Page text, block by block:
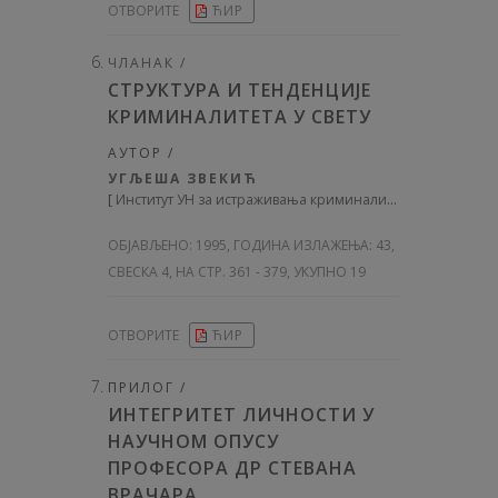
ОТВОРИТЕ ЋИР
ЧЛАНАК /
СТРУКТУРА И ТЕНДЕНЦИЈЕ
КРИМИНАЛИТЕТА У СВЕТУ
АУТОР /
УГЉЕША ЗВЕКИЋ
[ Институт УН за истраживања криминалитета иправних системау Риму
ОБЈАВЉЕНО: 1995, ГОДИНА ИЗЛАЖЕЊА: 43,
СВЕСКА 4, НА СТР. 361 - 379, УКУПНО 19
ОТВОРИТЕ ЋИР
ПРИЛОГ /
ИНТЕГРИТЕТ ЛИЧНОСТИ У
НАУЧНОМ ОПУСУ
ПРОФЕСОРА ДР СТЕВАНА